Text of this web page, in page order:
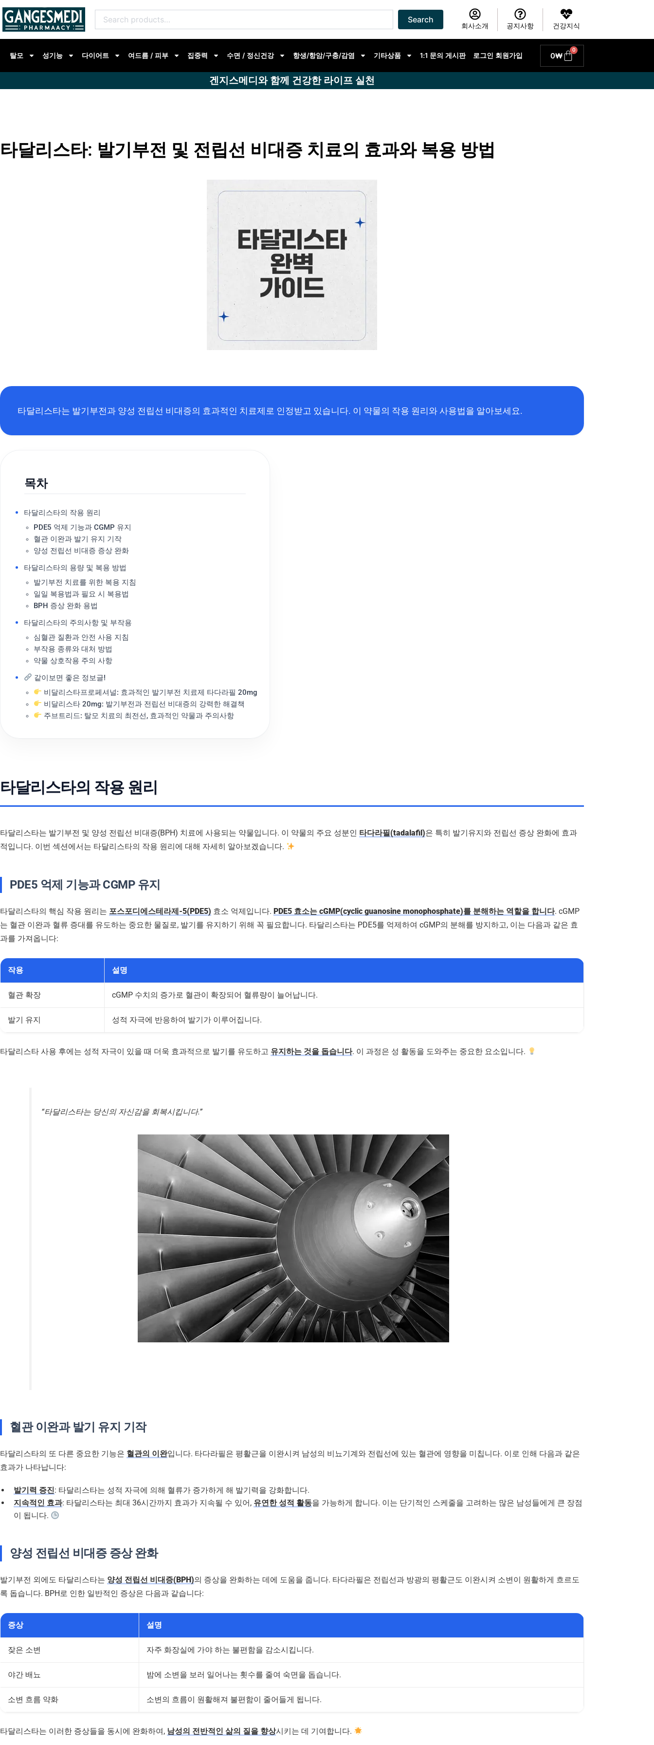
콘
텐
츠
for:
Search
회사소개 공지사항 건강지식
탈모 성기능 다이어트 여드름 / 피부 집중력 수면 / 정신건강 항생/항암/구충/감염 기타상품 1:1 문의 게시판 로그인 회원가입 0₩
0
Cart
겐지스메디와 함께 건강한 라이프 실천
타달리스타: 발기부전 및 전립선 비대증 치료의 효과와 복용 방법
타달리스타는 발기부전과 양성 전립선 비대증의 효과적인 치료제로 인정받고 있습니다. 이 약물의 작용 원리와 사용법을 알아보세요.
목차
타달리스타의 작용 원리
PDE5 억제 기능과 CGMP 유지
혈관 이완과 발기 유지 기작
양성 전립선 비대증 증상 완화
타달리스타의 용량 및 복용 방법
발기부전 치료를 위한 복용 지침
일일 복용법과 필요 시 복용법
BPH 증상 완화 용법
타달리스타의 주의사항 및 부작용
심혈관 질환과 안전 사용 지침
부작용 종류와 대처 방법
약물 상호작용 주의 사항
같이보면 좋은 정보글!
비달리스타프로페셔널: 효과적인 발기부전 치료제 타다라필 20mg
비달리스타 20mg: 발기부전과 전립선 비대증의 강력한 해결책
주브트리드: 탈모 치료의 최전선, 효과적인 약물과 주의사항
타달리스타의 작용 원리
타달리스타는 발기부전 및 양성 전립선 비대증(BPH) 치료에 사용되는 약물입니다. 이 약물의 주요 성분인 타다라필(tadalafil)은 특히 발기유지와 전립선 증상 완화에 효과
적입니다. 이번 섹션에서는 타달리스타의 작용 원리에 대해 자세히 알아보겠습니다.
PDE5 억제 기능과 CGMP 유지
타달리스타의 핵심 작용 원리는 포스포디에스테라제-5(PDE5) 효소 억제입니다. PDE5 효소는 cGMP(cyclic guanosine monophosphate)를 분해하는 역할을 합니다. cGMP
는 혈관 이완과 혈류 증대를 유도하는 중요한 물질로, 발기를 유지하기 위해 꼭 필요합니다. 타달리스타는 PDE5를 억제하여 cGMP의 분해를 방지하고, 이는 다음과 같은 효
과를 가져옵니다:
작용 설명
혈관 확장 cGMP 수치의 증가로 혈관이 확장되어 혈류량이 늘어납니다.
발기 유지 성적 자극에 반응하여 발기가 이루어집니다.
타달리스타 사용 후에는 성적 자극이 있을 때 더욱 효과적으로 발기를 유도하고 유지하는 것을 돕습니다. 이 과정은 성 활동을 도와주는 중요한 요소입니다.
“타달리스타는 당신의 자신감을 회복시킵니다.”
혈관 이완과 발기 유지 기작
타달리스타의 또 다른 중요한 기능은 혈관의 이완입니다. 타다라필은 평활근을 이완시켜 남성의 비뇨기계와 전립선에 있는 혈관에 영향을 미칩니다. 이로 인해 다음과 같은
효과가 나타납니다:
발기력 증진: 타달리스타는 성적 자극에 의해 혈류가 증가하게 해 발기력을 강화합니다.
지속적인 효과: 타달리스타는 최대 36시간까지 효과가 지속될 수 있어, 유연한 성적 활동을 가능하게 합니다. 이는 단기적인 스케줄을 고려하는 많은 남성들에게 큰 장점
이 됩니다.
양성 전립선 비대증 증상 완화
발기부전 외에도 타달리스타는 양성 전립선 비대증(BPH)의 증상을 완화하는 데에 도움을 줍니다. 타다라필은 전립선과 방광의 평활근도 이완시켜 소변이 원활하게 흐르도
록 돕습니다. BPH로 인한 일반적인 증상은 다음과 같습니다:
증상 설명
잦은 소변 자주 화장실에 가야 하는 불편함을 감소시킵니다.
야간 배뇨 밤에 소변을 보러 일어나는 횟수를 줄여 숙면을 돕습니다.
소변 흐름 약화 소변의 흐름이 원활해져 불편함이 줄어들게 됩니다.
타달리스타는 이러한 증상들을 동시에 완화하여, 남성의 전반적인 삶의 질을 향상시키는 데 기여합니다.